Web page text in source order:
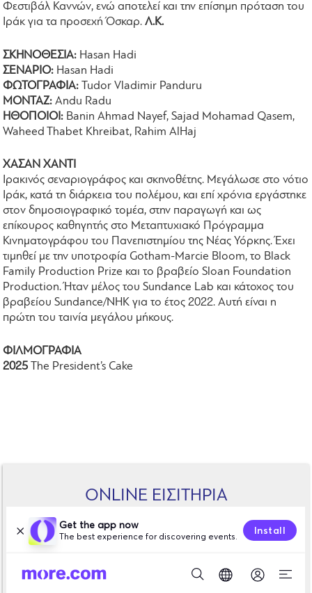
Φεστιβάλ Καννών, ενώ αποτελεί και την επίσημη πρόταση του
Ιράκ για τα προσεχή Όσκαρ. Λ.Κ.
ΣΚΗΝΟΘΕΣΙΑ: Hasan Hadi
ΣΕΝΑΡΙΟ: Hasan Hadi
ΦΩΤΟΓΡΑΦΙΑ: Tudor Vladimir Panduru
ΜΟΝΤΑΖ: Andu Radu
ΗΘΟΠΟΙΟΙ: Banin Ahmad Nayef, Sajad Mohamad Qasem,
Waheed Thabet Khreibat, Rahim AlHaj
ΧΑΣΑΝ ΧΑΝΤΙ
Ιρακινός σεναριογράφος και σκηνοθέτης. Μεγάλωσε στο νότιο
Ιράκ, κατά τη διάρκεια του πολέμου, και επί χρόνια εργάστηκε
στον δημοσιογραφικό τομέα, στην παραγωγή και ως
επίκουρος καθηγητής στο Μεταπτυχιακό Πρόγραμμα
Κινηματογράφου του Πανεπιστημίου της Νέας Υόρκης. Έχει
τιμηθεί με την υποτροφία Gotham-Marcie Bloom, το Black
Family Production Prize και το βραβείο Sloan Foundation
Production. Ήταν μέλος του Sundance Lab και κάτοχος του
βραβείου Sundance/NHK για το έτος 2022. Αυτή είναι η
πρώτη του ταινία μεγάλου μήκους.
ΦΙΛΜΟΓΡΑΦΙΑ
2025 The President’s Cake
ONLINE ΕΙΣΙΤΗΡΙΑ